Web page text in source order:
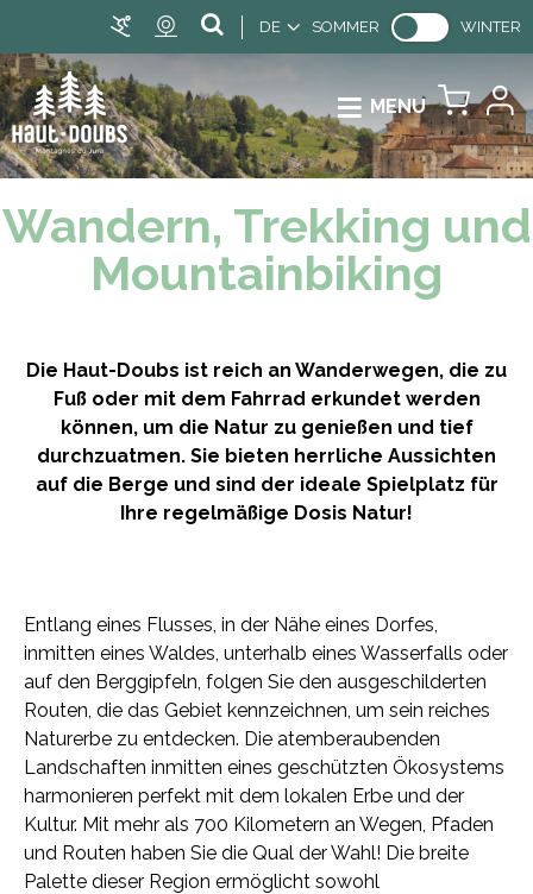
DE SOMMER WINTER
MENU
Wandern, Trekking und
Mountainbiking
Die Haut-Doubs ist reich an Wanderwegen, die zu
Fuß oder mit dem Fahrrad erkundet werden
können, um die Natur zu genießen und tief
durchzuatmen. Sie bieten herrliche Aussichten
auf die Berge und sind der ideale Spielplatz für
Ihre regelmäßige Dosis Natur!
Entlang eines Flusses, in der Nähe eines Dorfes,
inmitten eines Waldes, unterhalb eines Wasserfalls oder
auf den Berggipfeln, folgen Sie den ausgeschilderten
Routen, die das Gebiet kennzeichnen, um sein reiches
Naturerbe zu entdecken. Die atemberaubenden
Landschaften inmitten eines geschützten Ökosystems
harmonieren perfekt mit dem lokalen Erbe und der
Kultur. Mit mehr als 700 Kilometern an Wegen, Pfaden
und Routen haben Sie die Qual der Wahl! Die breite
Palette dieser Region ermöglicht sowohl